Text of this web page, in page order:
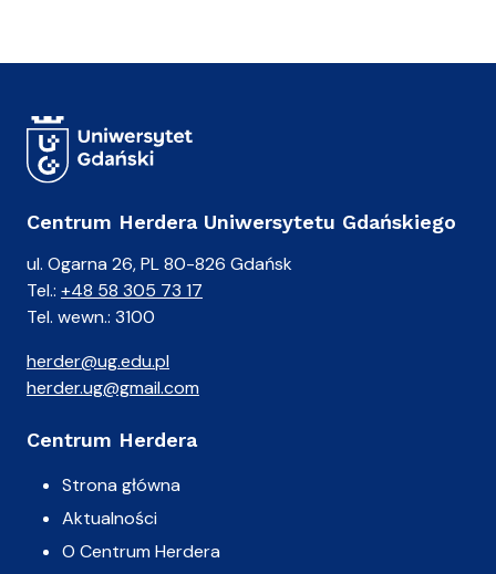
Centrum Herdera Uniwersytetu Gdańskiego
ul. Ogarna 26, PL 80-826 Gdańsk
Tel.: +48 58 305 73 17
Tel. wewn.: 3100
herder@ug.edu.pl
herder.ug@gmail.com
Centrum Herdera
Strona główna
Aktualności
O Centrum Herdera